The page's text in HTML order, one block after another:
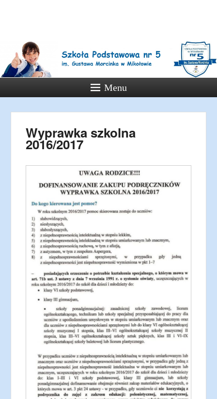
Podstawowa
nr 5 w
Mikołowie
Menu
Wyprawka szkolna
2016/2017